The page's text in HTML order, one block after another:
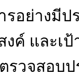
รอย่างมี
งค์ และเ
รวจสอบป